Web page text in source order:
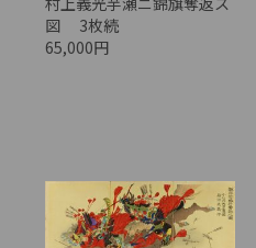
図 3枚続
65,000円